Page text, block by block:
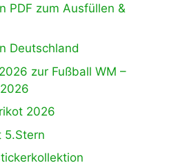
PDF zum Ausfüllen &
Deutschland
zur Fußball WM –
2026
5.Stern